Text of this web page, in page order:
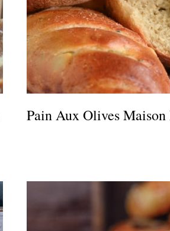
Pain Aux Olives